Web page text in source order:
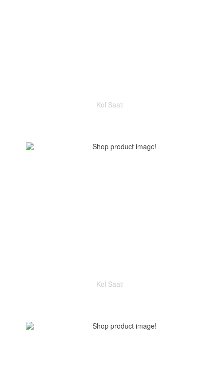
Kol Saati
Kol Saati